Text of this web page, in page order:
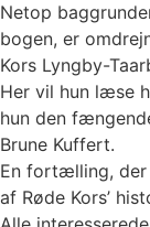
Netop
bogen, er
Kors Lyngby-
Her vil hun læse
hun den
Brune Kuffert.
En fortælling,
af Røde Kors’